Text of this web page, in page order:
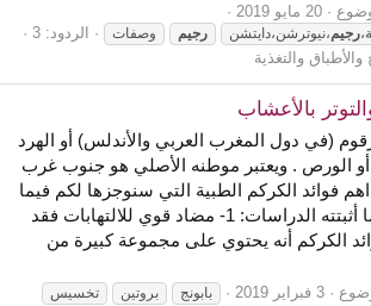
20 مايو 2019
رجيم،نيوترشن،دايتشن رجيم وصفات
الردود: 3
والأطباق والتغذية
بالأعشاب
(في دول المغرب العربي والأندلس) أو الهرد
الورص . ويعتبر موطنه الأصلي هو جنوب غرب
اهم فوائد الكركم الطبية التي سنوجزها لكم فيما
يلي وبحسب ما أثبتته الدراسات: 1- مضاد قوي للالتهابات فقد
الكركم أنه يحتوي على مجموعة كبيرة من
3 فبراير 2019 بابونج بروتين
تخسيس